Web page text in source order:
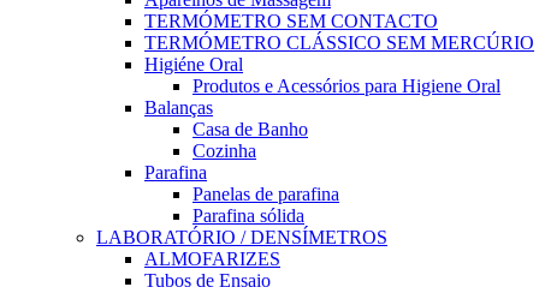
TERMÓMETRO SEM CONTACTO
TERMÓMETRO CLÁSSICO SEM MERCÚRIO
Higiéne Oral
Produtos e Acessórios para Higiene Oral
Balanças
Casa de Banho
Cozinha
Parafina
Panelas de parafina
Parafina sólida
LABORATÓRIO / DENSÍMETROS
ALMOFARIZES
Tubos de Ensaio